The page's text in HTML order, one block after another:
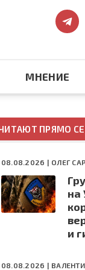
МНЕНИЕ
ПРЯМО
08.08.2026 | ОЛЕГ
на
и
08.08.2026 |